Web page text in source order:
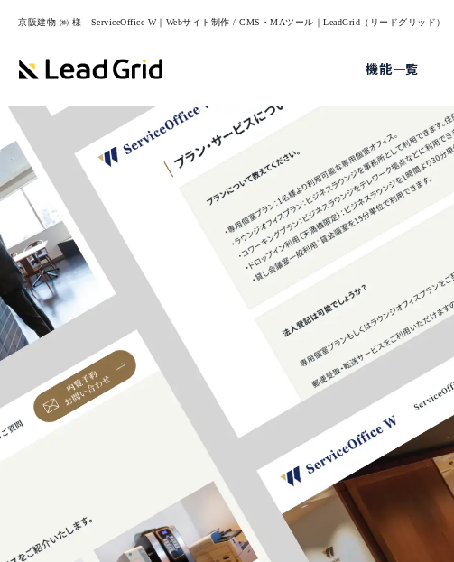
京阪建物 ㈱ 様 - ServiceOffice W｜Webサイト制作 / CMS・MAツール｜LeadGrid（リードグリッド）
機能一覧